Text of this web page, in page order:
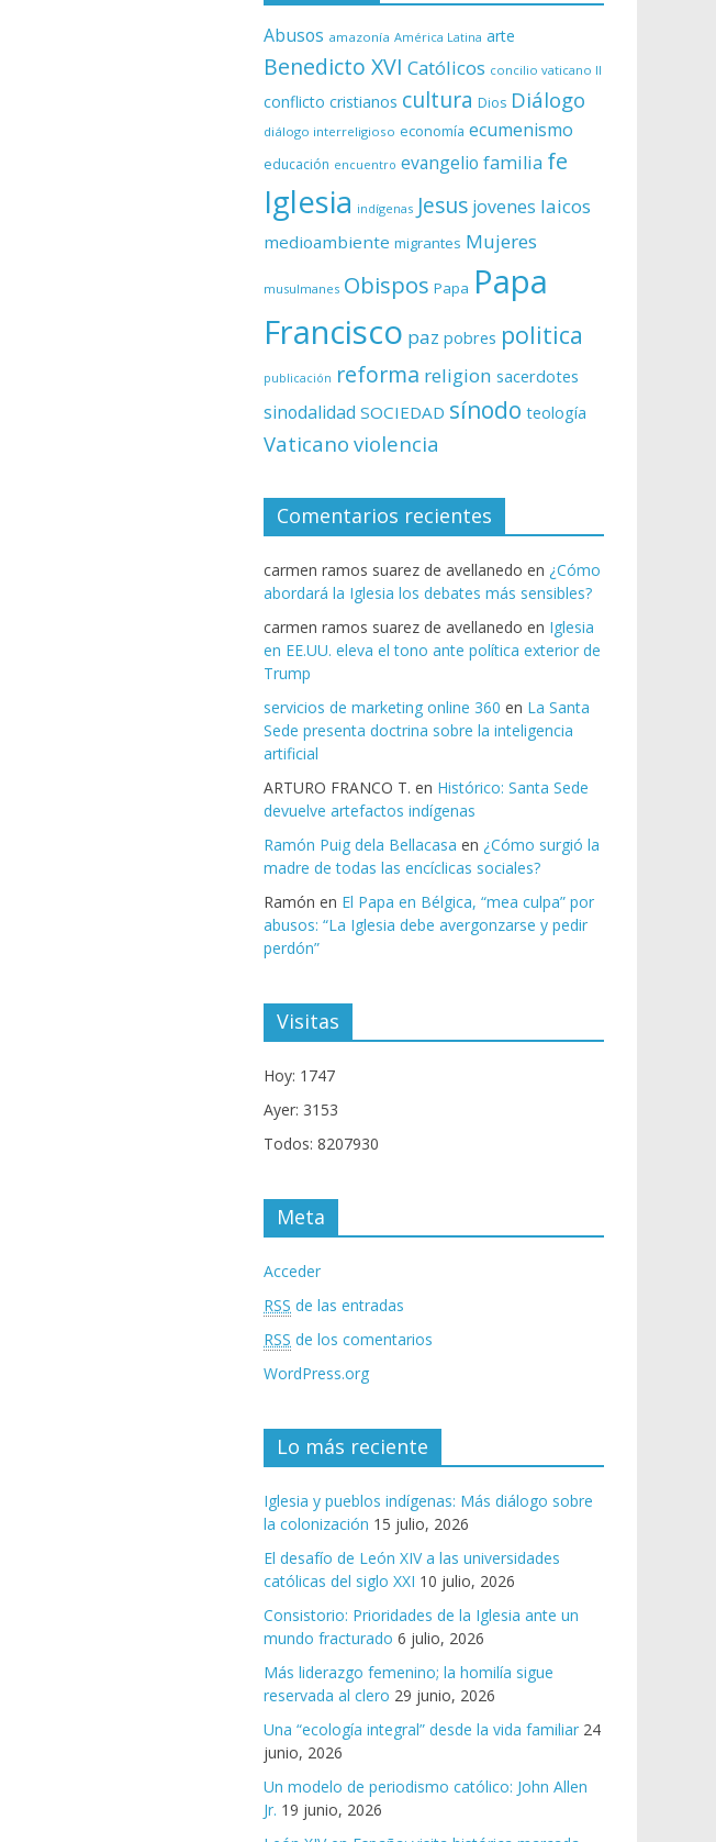
Abusos amazonía América Latina arte
Benedicto XVI Católicos concilio vaticano II
conflicto cristianos cultura Dios Diálogo
diálogo interreligioso economía ecumenismo
educación encuentro evangelio familia fe
Iglesia indígenas Jesus jovenes laicos
medioambiente migrantes Mujeres
musulmanes Obispos Papa Papa
Francisco paz pobres politica
publicación reforma religion sacerdotes
sinodalidad SOCIEDAD sínodo teología
Vaticano violencia
Comentarios recientes
carmen ramos suarez de avellanedo en ¿Cómo
abordará la Iglesia los debates más sensibles?
carmen ramos suarez de avellanedo en Iglesia
en EE.UU. eleva el tono ante política exterior de
Trump
servicios de marketing online 360 en La Santa
Sede presenta doctrina sobre la inteligencia
artificial
ARTURO FRANCO T. en Histórico: Santa Sede
devuelve artefactos indígenas
Ramón Puig dela Bellacasa en ¿Cómo surgió la
madre de todas las encíclicas sociales?
Ramón en El Papa en Bélgica, “mea culpa” por
abusos: “La Iglesia debe avergonzarse y pedir
perdón”
Visitas
Hoy: 1747
Ayer: 3153
Todos: 8207930
Meta
Acceder
RSS de las entradas
RSS de los comentarios
WordPress.org
Lo más reciente
Iglesia y pueblos indígenas: Más diálogo sobre
la colonización 15 julio, 2026
El desafío de León XIV a las universidades
católicas del siglo XXI 10 julio, 2026
Consistorio: Prioridades de la Iglesia ante un
mundo fracturado 6 julio, 2026
Más liderazgo femenino; la homilía sigue
reservada al clero 29 junio, 2026
Una “ecología integral” desde la vida familiar 24
junio, 2026
Un modelo de periodismo católico: John Allen
Jr. 19 junio, 2026